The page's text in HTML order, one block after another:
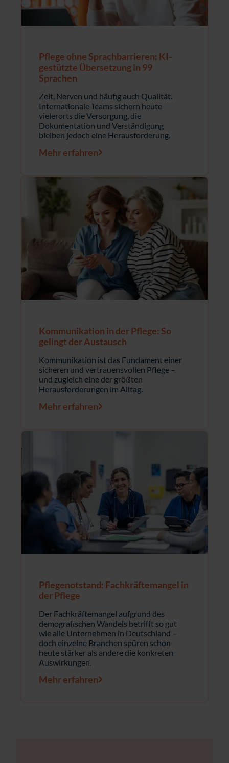
Pflege ohne Sprachbarrieren: KI-
gestützte Übersetzung in 99
Sprachen
Zeit, Nerven und häufig auch Qualität.
Internationale Teams sichern heute
vielerorts die Versorgung, die
Dokumentation und Verständigung
bleiben jedoch eine Herausforderung.
Mehr erfahren
Kommunikation in der Pflege: So
gelingt der Austausch
Kommunikation ist das Fundament einer
sicheren und vertrauensvollen Pflege –
und zugleich eine der größten
Herausforderungen im Alltag.
Mehr erfahren
Pflegenotstand: Fachkräftemangel in
der Pflege
Der Fachkräftemangel aufgrund des
demografischen Wandels betrifft so gut
wie alle Unternehmen in Deutschland –
doch einzelne Branchen spüren schon
heute stärker als andere die konkreten
Auswirkungen.
Mehr erfahren